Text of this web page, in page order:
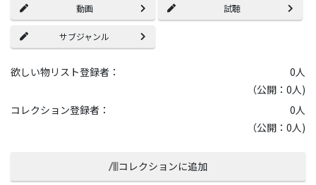
動画 試聴
サブジャンル
欲しい物リスト登録者： 0人
（公開：0人)
コレクション登録者：
0人
（公開：0人)
コレクションに追加